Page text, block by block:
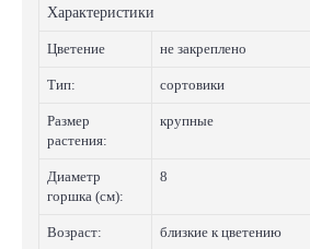
Характеристики
Цветение не закреплено
Тип: сортовики
Размер
растения:
крупные
Диаметр
горшка (см):
8
Возраст: близкие к цветению